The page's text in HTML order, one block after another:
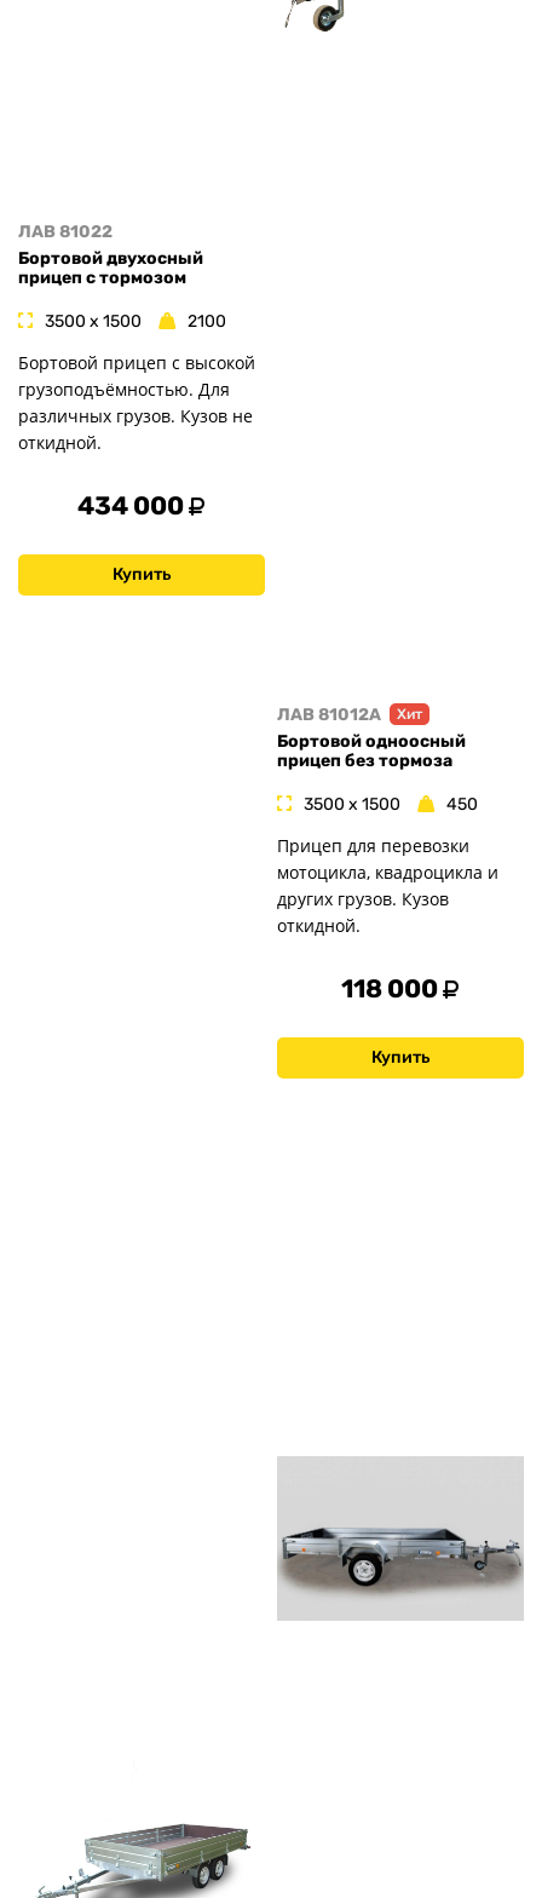
ЛАВ 81022
Бортовой двухосный
прицеп с тормозом
3500 x 1500 2100
Бортовой прицеп с высокой
грузоподъёмностью. Для
различных грузов. Кузов не
откидной.
434 000
Купить
ЛАВ 81012A Хит
Бортовой одноосный
прицеп без тормоза
3500 x 1500 450
Прицеп для перевозки
мотоцикла, квадроцикла и
других грузов. Кузов
откидной.
118 000
Купить